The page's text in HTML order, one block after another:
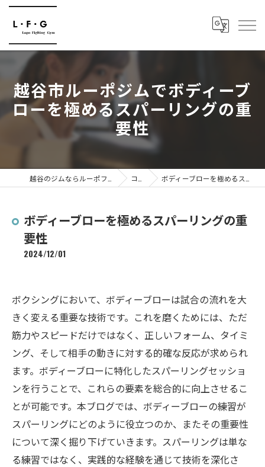
越谷市ルーポジムでボディーブ
ローを極めるスパーリングの重
要性
コラム ボディーブローを極めるスパーリングの重要性
ボディーブローを極めるスパーリングの重
要性
2024/12/01
ボクシングにおいて、ボディーブローは試合の流れを大
きく変える重要な技術です。これを磨くためには、ただ
筋力やスピードだけではなく、正しいフォーム、タイミ
ング、そして相手の動きに対する的確な反応が求められ
ます。ボディーブローに特化したスパーリングセッショ
ンを行うことで、これらの要素を総合的に向上させるこ
とが可能です。本ブログでは、ボディーブローの練習が
スパーリングにどのように役立つのか、またその重要性
について深く掘り下げていきます。スパーリングは単な
る練習ではなく、実践的な経験を通じて技術を深化さ